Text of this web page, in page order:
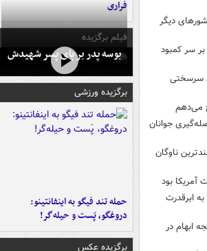
دیگر
سر کمبود
سرسختی
می‌دهم
جوانان
ناوگان
آمریکا بود
به ابرقدرت
ابهام در
فراری
فیلم برگزیده
بوسه‌ پدر بر پای پسر شهیدش
برگزیده ورزشی
حمله تند فیگو به اینفانتینو:
دروغگو، پَست‌ و حیله‌گر!
برگزیده عکس